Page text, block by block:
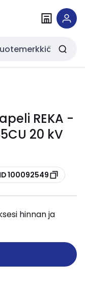
REKA -
20 kV
100092549
hinnan ja